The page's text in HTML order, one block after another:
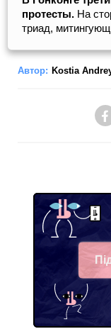
протесты. На
триад,
Автор: Kostia